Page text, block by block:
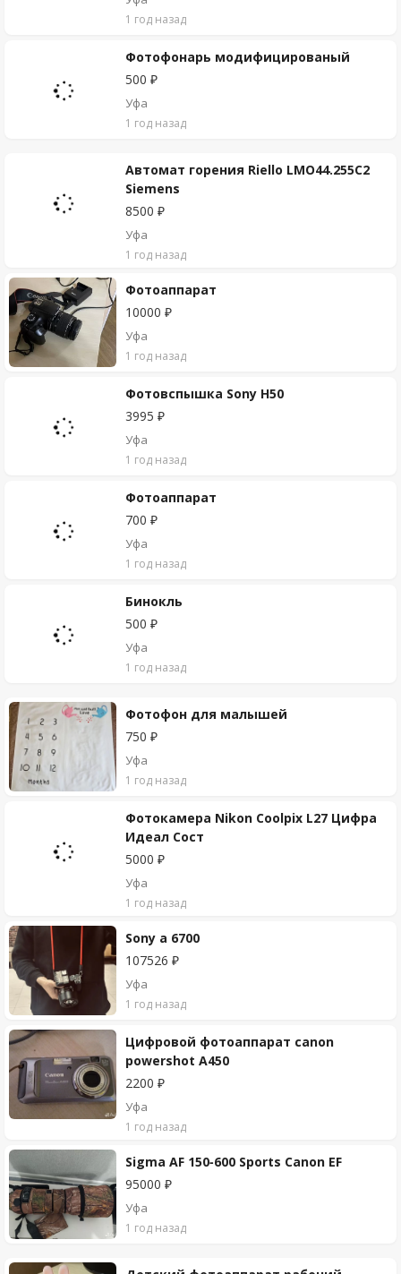
1 год назад
Фотофонарь модифицированый
500 ₽
Уфа
1 год назад
Автомат горения Riello LMO44.255C2
Siemens
8500 ₽
Уфа
1 год назад
Фотоаппарат
10000 ₽
Уфа
1 год назад
Фотовспышка Sony H50
3995 ₽
Уфа
1 год назад
Фотоаппарат
700 ₽
Уфа
1 год назад
Бинокль
500 ₽
Уфа
1 год назад
Фотофон для малышей
750 ₽
Уфа
1 год назад
Фотокамера Nikon Coolpix L27 Цифра
Идеал Сост
5000 ₽
Уфа
1 год назад
Sony a 6700
107526 ₽
Уфа
1 год назад
Цифровой фотоаппарат canon
powershot А450
2200 ₽
Уфа
1 год назад
Sigma AF 150-600 Sports Canon EF
95000 ₽
Уфа
1 год назад